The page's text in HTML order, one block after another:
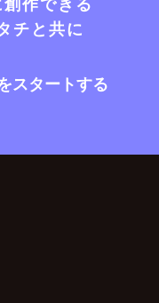
チと共に
スタートする